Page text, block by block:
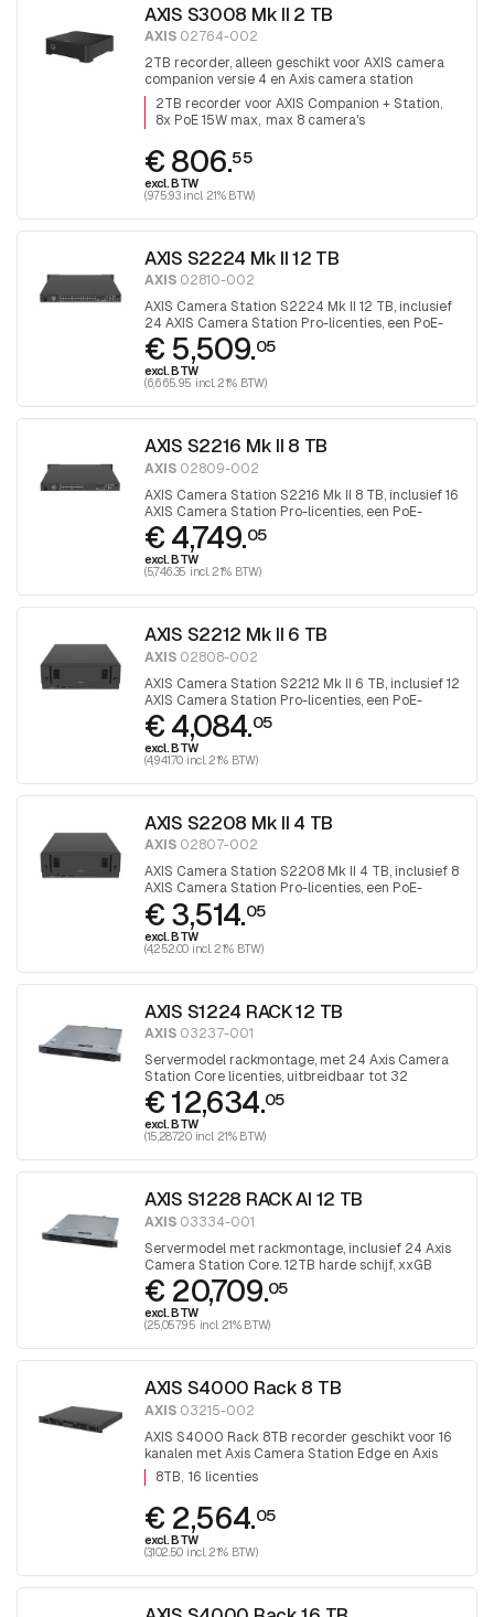
AXIS S3008 Mk II 2 TB
AXIS 02764-002
2TB recorder, alleen geschikt voor AXIS camera
companion versie 4 en Axis camera station
software, 8 x PoE max 15W per poort.
2TB recorder voor AXIS Companion + Station
8x PoE 15W max max 8 camera's
€ 806.55
excl. BTW
(975.93 incl. 21% BTW)
AXIS S2224 Mk II 12 TB
AXIS 02810-002
AXIS Camera Station S2224 Mk II 12 TB, inclusief
24 AXIS Camera Station Pro-licenties, een PoE-
switch met maximaal 24 kanalen en 12 TB opslag
€ 5,509.05
excl. BTW
(6,665.95 incl. 21% BTW)
AXIS S2216 Mk II 8 TB
AXIS 02809-002
AXIS Camera Station S2216 Mk II 8 TB, inclusief 16
AXIS Camera Station Pro-licenties, een PoE-
switch met maximaal 16 kanalen en 8 TB opslag
€ 4,749.05
excl. BTW
(5,746.35 incl. 21% BTW)
AXIS S2212 Mk II 6 TB
AXIS 02808-002
AXIS Camera Station S2212 Mk II 6 TB, inclusief 12
AXIS Camera Station Pro-licenties, een PoE-
switch met maximaal 12 kanalen en 6 TB opslag
€ 4,084.05
excl. BTW
(4,941.70 incl. 21% BTW)
AXIS S2208 Mk II 4 TB
AXIS 02807-002
AXIS Camera Station S2208 Mk II 4 TB, inclusief 8
AXIS Camera Station Pro-licenties, een PoE-
switch met maximaal acht kanalen en 4 TB opslag
€ 3,514.05
excl. BTW
(4,252.00 incl. 21% BTW)
AXIS S1224 RACK 12 TB
AXIS 03237-001
Servermodel rackmontage, met 24 Axis Camera
Station Core licenties, uitbreidbaar tot 32
videokanalen. 12TB harde schijf, xxGB intern
geheugen.
€ 12,634.05
excl. BTW
(15,287.20 incl. 21% BTW)
AXIS S1228 RACK AI 12 TB
AXIS 03334-001
Servermodel met rackmontage, inclusief 24 Axis
Camera Station Core. 12TB harde schijf, xxGB
intern geheugen. AI geoptimaliseerd
€ 20,709.05
excl. BTW
(25,057.95 incl. 21% BTW)
AXIS S4000 Rack 8 TB
AXIS 03215-002
AXIS S4000 Rack 8TB recorder geschikt voor 16
kanalen met Axis Camera Station Edge en Axis
camera station software.
8TB 16 licenties
€ 2,564.05
excl. BTW
(3,102.50 incl. 21% BTW)